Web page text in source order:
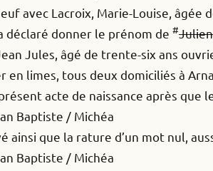
avec Lacroix, Marie-Louise, âgée
déclaré donner le prénom de #Julien
Jules, âgé de trente-six ans
limes, tous deux domiciliés à
acte de naissance après que
Baptiste / Michéa
que la rature d’un mot nul,
Baptiste / Michéa